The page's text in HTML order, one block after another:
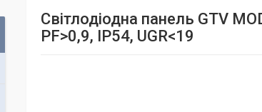
Світлодіодна панель GTV
PF>0,9, IP54, UGR<19